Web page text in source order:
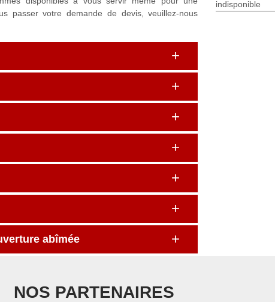
passer votre demande de devis, veuillez-nous
abîmée
indisponible
NOS PARTENAIRES